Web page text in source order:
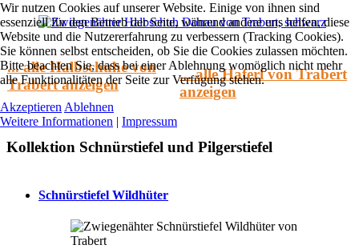
... alle Halbschuhe von
Trabert anzeigen
... alle Haferl von Trabert
anzeigen
Kollektion Schnürstiefel und Pilgerstiefel
Schnürstiefel Wildhüter
Wir nutzen Cookies auf unserer Website. Einige von ihnen sind
essenziell für den Betrieb der Seite, während andere uns helfen, diese
Website und die Nutzererfahrung zu verbessern (Tracking Cookies).
Sie können selbst entscheiden, ob Sie die Cookies zulassen möchten.
Bitte beachten Sie, dass bei einer Ablehnung womöglich nicht mehr
alle Funktionalitäten der Seite zur Verfügung stehen.
Akzeptieren Ablehnen
Weitere Informationen | Impressum